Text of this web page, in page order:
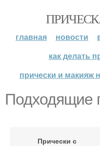
главная новости
как делать
прически и макияж
Подходящие
Прически с